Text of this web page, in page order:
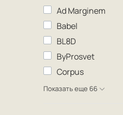
Ad Marginem
Babel
BL8D
ByProsvet
Corpus
Показать еще 66